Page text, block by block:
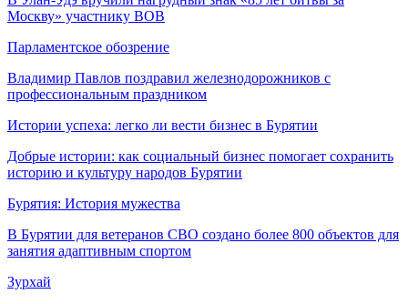
Москву» участнику ВОВ
Парламентское обозрение
Владимир Павлов поздравил железнодорожников с
профессиональным праздником
Истории успеха: легко ли вести бизнес в Бурятии
Добрые истории: как социальный бизнес помогает сохранить
историю и культуру народов Бурятии
Бурятия: История мужества
В Бурятии для ветеранов СВО создано более 800 объектов для
занятия адаптивным спортом
Зурхай